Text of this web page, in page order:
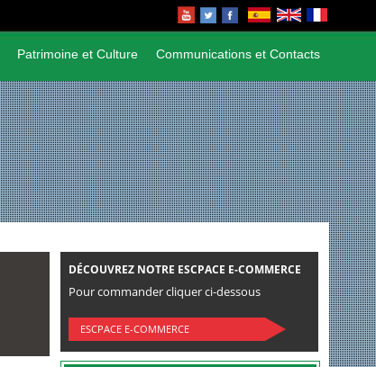
Patrimoine et Culture Communications et Contacts
DÉCOUVREZ NOTRE ESCPACE E-COMMERCE
Pour commander cliquer ci-dessous
ESCPACE E-COMMERCE